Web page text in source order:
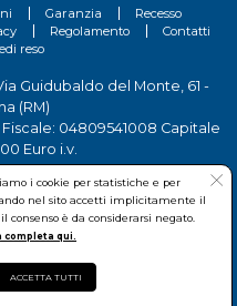
Garanzia
Recesso
Regolamento
Contatti
reso
Guidubaldo del Monte, 61 -
(RM)
04809541008 Capitale
Euro i.v.
Via delle Imprese, 7 - 00030
(RM)
i cookie per statistiche e per
nel sito accetti implicitamente il
è da considerarsi negato.
qui.
ACCETTA TUTTI